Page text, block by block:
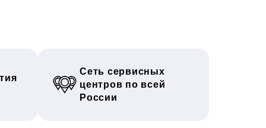
Сеть сервисных
центров по всей
России